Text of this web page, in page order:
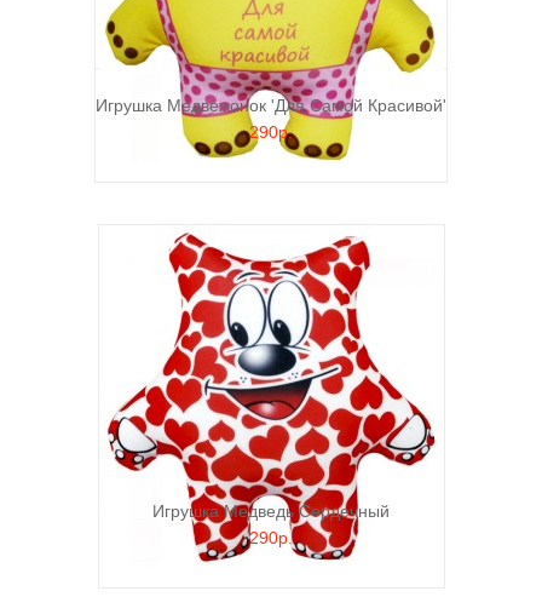
Игрушка Медвежонок 'Для Самой Красивой'
290р.
Игрушка Медведь Сердечный
290р.